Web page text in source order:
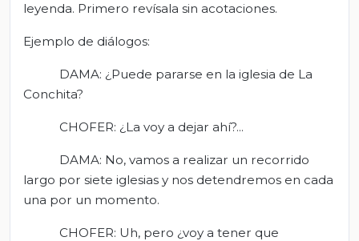
leyenda. Primero revísala sin acotaciones.
Ejemplo de diálogos:
DAMA: ¿Puede pararse en la iglesia de La
Conchita?
CHOFER: ¿La voy a dejar ahí?...
DAMA: No, vamos a realizar un recorrido
largo por siete iglesias y nos detendremos en cada
una por un momento.
CHOFER: Uh, pero ¿voy a tener que